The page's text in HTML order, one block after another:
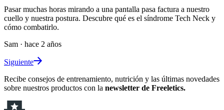
Pasar muchas horas mirando a una pantalla pasa factura a nuestro
cuello y nuestra postura. Descubre qué es el síndrome Tech Neck y
cómo combatirlo.
Sam · hace 2 años
Siguiente
Recibe consejos de entrenamiento, nutrición y las últimas novedades
sobre nuestros productos con la newsletter de Freeletics.